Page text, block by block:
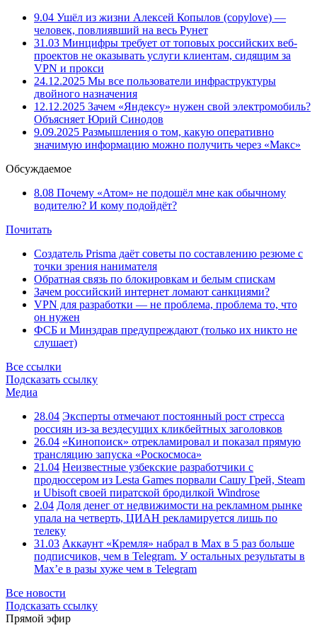
9.04 Ушёл из жизни Алексей Копылов (copylove) —
человек, повлиявший на весь Рунет
31.03 Минцифры требует от топовых российских веб-
проектов не оказывать услуги клиентам, сидящим за
VPN и прокси
24.12.2025 Мы все пользователи инфраструктуры
двойного назначения
12.12.2025 Зачем «Яндексу» нужен свой электромобиль?
Объясняет Юрий Синодов
9.09.2025 Размышления о том, какую оперативно
значимую информацию можно получить через «Макс»
Обсуждаемое
8.08 Почему «Атом» не подошёл мне как обычному
водителю? И кому подойдёт?
Почитать
Создатель Prisma даёт советы по составлению резюме с
точки зрения нанимателя
Обратная связь по блокировкам и белым спискам
Зачем российский интернет ломают санкциями?
VPN для разработки — не проблема, проблема то, что
он нужен
ФСБ и Минздрав предупреждают (только их никто не
слушает)
Все ссылки
Подсказать ссылку
Медиа
28.04 Эксперты отмечают постоянный рост стресса
россиян из-за вездесущих кликбейтных заголовков
26.04 «Кинопоиск» отрекламировал и показал прямую
трансляцию запуска «Роскосмоса»
21.04 Неизвестные узбекские разработчики с
продюссером из Lesta Games порвали Сашу Грей, Steam
и Ubisoft своей пиратской бродилкой Windrose
2.04 Доля денег от недвижимости на рекламном рынке
упала на четверть, ЦИАН рекламируется лишь по
телеку
31.03 Аккаунт «Кремля» набрал в Max в 5 раз больше
подписчиков, чем в Telegram. У остальных результаты в
Max’е в разы хуже чем в Telegram
Все новости
Подсказать ссылку
Прямой эфир